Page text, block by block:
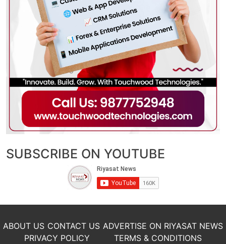
SUBSCRIBE ON YOUTUBE
ABOUT US CONTACT US ADVERTISE ON RIYASAT NEWS
PRIVACY POLICY
TERMS & CONDITIONS